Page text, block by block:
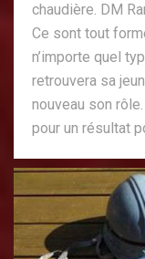
chaudière. DM
Ce sont tout
n’importe quel
retrouvera sa
nouveau son
pour un résultat